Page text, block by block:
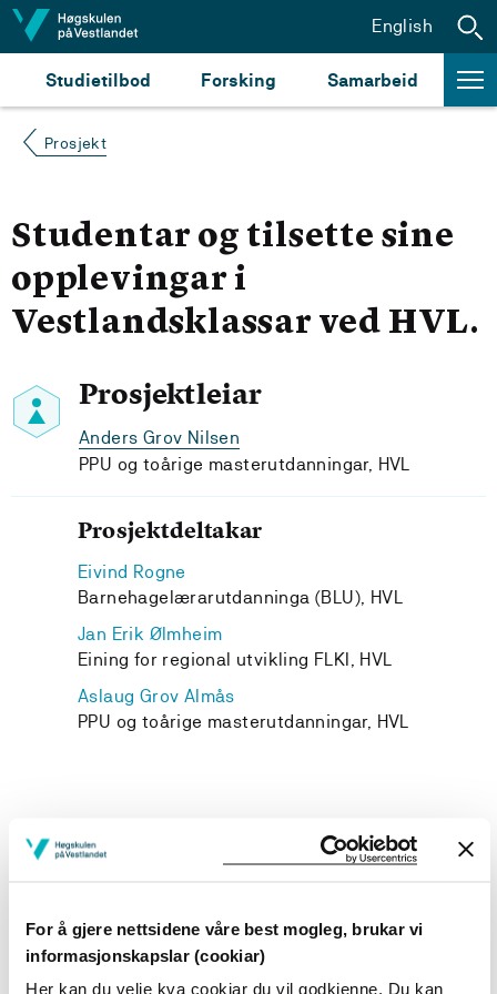
For å gjere nettsidene våre best mogleg, brukar vi
informasjonskapslar (cookiar)
Her kan du velje kva cookiar du vil godkjenne. Du kan
Hopp til innhald
Studietilbod Forsking Samarbeid
English
Prosjekt
Studentar og tilsette sine
opplevingar i
Vestlandsklassar ved HVL.
Prosjektleiar
Anders Grov Nilsen
PPU og toårige masterutdanningar, HVL
Prosjektdeltakar
Eivind Rogne
Barnehagelærarutdanninga (BLU), HVL
Jan Erik Ølmheim
Eining for regional utvikling FLKI, HVL
Aslaug Grov Almås
PPU og toårige masterutdanningar, HVL
Prosjekteigar
Prosjektperiode
Oktober 2023 - Desember 2025